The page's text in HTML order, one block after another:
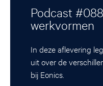
Podcast
werkvormen
In deze aflevering
uit over de
bij Eonics.